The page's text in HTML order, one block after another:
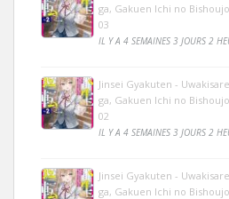
ga, Gakuen Ichi no
03
IL Y A 4 SEMAINES 3 JOURS 2
Jinsei Gyakuten -
ga, Gakuen Ichi no
02
IL Y A 4 SEMAINES 3 JOURS 2
Jinsei Gyakuten -
ga, Gakuen Ichi no